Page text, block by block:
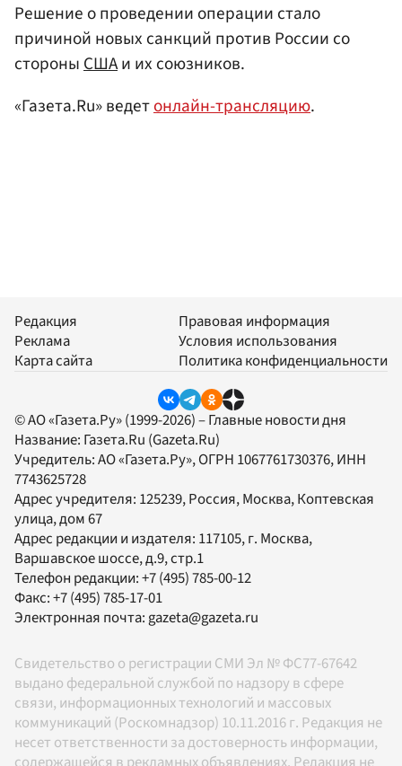
Решение о проведении операции стало
причиной новых санкций против России со
стороныСШАи их союзников.
«Газета.Ru» ведетонлайн-трансляцию.
Редакция
Реклама
Карта сайта
Правовая информация
Условия использования
Политика конфиденциальности
© АО «Газета.Ру» (1999-2026) – Главные новости дня
Название: Газета.Ru (Gazeta.Ru)
Учредитель:АО «Газета.Ру», ОГРН 1067761730376, ИНН
7743625728
Адрес учредителя: 125239, Россия, Москва, Коптевская
улица, дом 67
Адрес редакции и издателя: 117105, г. Москва,
Варшавское шоссе, д.9, стр.1
Телефон редакции:+7 (495) 785-00-12
Факс:+7 (495) 785-17-01
Электронная почта: gazeta@gazeta.ru
Свидетельство о регистрации СМИ Эл № ФС77-67642
выдано федеральной службой по надзору в сфере
связи, информационных технологий и массовых
коммуникаций (Роскомнадзор) 10.11.2016 г. Редакция не
несет ответственности за достоверность информации,